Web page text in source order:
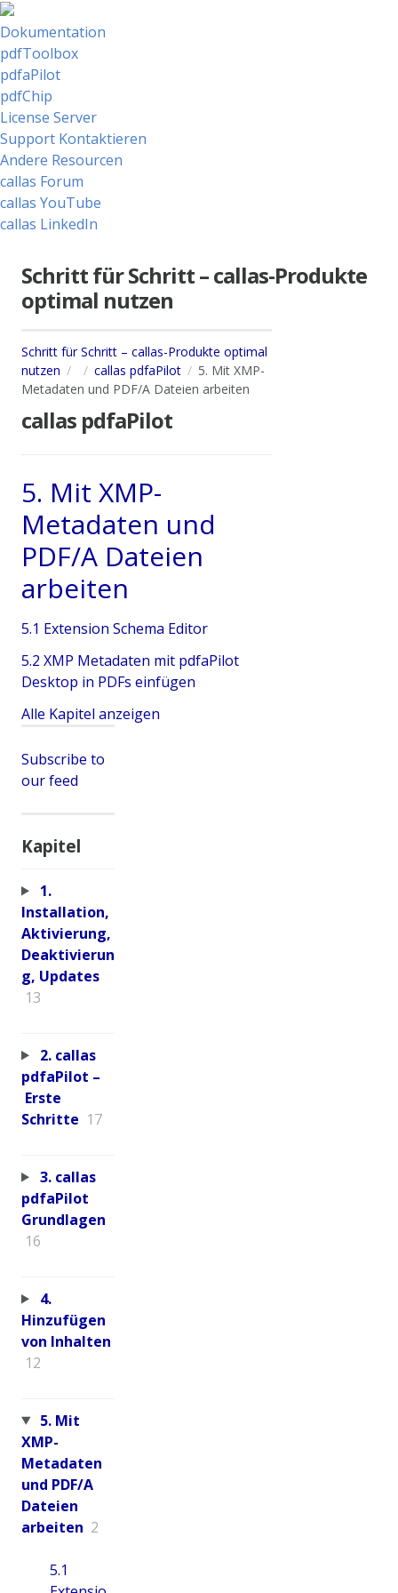
Dokumentation
pdfToolbox
pdfaPilot
pdfChip
License Server
Support Kontaktieren
Andere Resourcen
callas Forum
callas YouTube
callas LinkedIn
Schritt für Schritt – callas-Produkte
optimal nutzen
Schritt für Schritt – callas-Produkte optimal
nutzen
callas pdfaPilot
5. Mit XMP-
Metadaten und PDF/A Dateien arbeiten
callas pdfaPilot
5. Mit XMP-
Metadaten und
PDF/A Dateien
arbeiten
5.1 Extension Schema Editor
5.2 XMP Metadaten mit pdfaPilot
Desktop in PDFs einfügen
Alle Kapitel anzeigen
Subscribe to
our feed
Kapitel
1.
Installation,
Aktivierung,
Deaktivierun
g, Updates
13
2. callas
pdfaPilot –
Erste
Schritte 17
3. callas
pdfaPilot
Grundlagen
16
4.
Hinzufügen
von Inhalten
12
5. Mit
XMP-
Metadaten
und PDF/A
Dateien
arbeiten 2
5.1